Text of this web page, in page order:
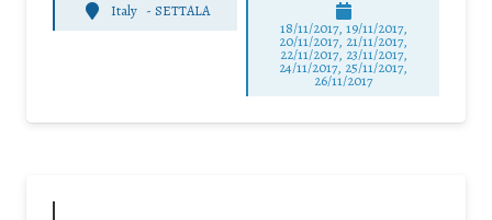
Italy -SETTALA
18/11/2017, 19/11/2017,
20/11/2017, 21/11/2017,
22/11/2017, 23/11/2017,
24/11/2017, 25/11/2017,
26/11/2017